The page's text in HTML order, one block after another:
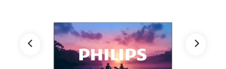
KLIMA NAPRAVE
SESALNIKI